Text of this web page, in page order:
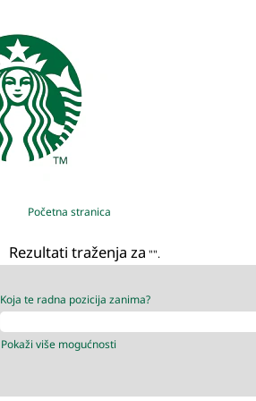
Početna stranica
Rezultati traženja za "".
Koja te radna pozicija zanima?
Pokaži više mogućnosti